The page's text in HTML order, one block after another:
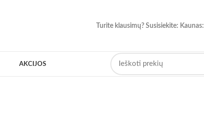
Turite klausimų? Susisiekite: Kaunas:
AKCIJOS